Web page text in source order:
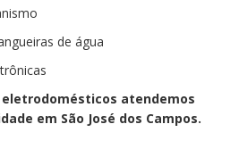
de água
atendemos
em São José dos Campos.